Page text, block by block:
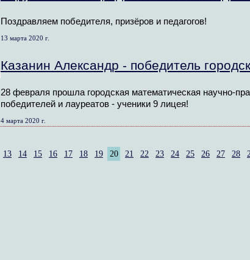
Поздравляем победителя, призёров и педагогов!
13 марта 2020 г.
Казанин Александр - победитель
28 февраля прошла городская математическая научно-
победителей и лауреатов - ученики 9 лицея!
4 марта 2020 г.
13 14 15 16 17 18 19 20 21 22 23 24 25 26 27 28